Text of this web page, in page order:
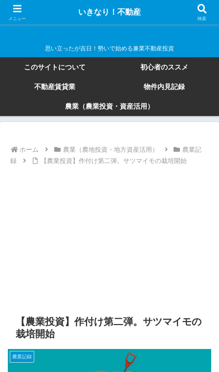
いきなり！不動産
思い立ったが吉日！勢いで始める兼業不動産投資
このサイトについて 初心者のススメ
不動産賃貸業 物件内見記録
農業（農業投資・資産活用）
ホーム 農業（農地投資・地方資産活用）
農業記
録
【農業投資】作付け第二弾。サツマイモの栽培開始
【農業投資】作付け第二弾。サツマイモの
栽培開始
農業記録
メニュー
いきなり！不動産
検索